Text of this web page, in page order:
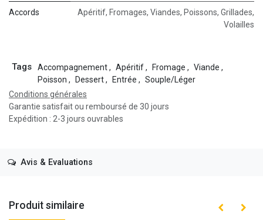
Accords Apéritif, Fromages, Viandes, Poissons, Grillades,
Volailles
Tags Accompagnement, Apéritif, Fromage , Viande ,
Poisson , Dessert, Entrée , Souple/Léger
Conditions générales
Garantie satisfait ou remboursé de 30 jours
Expédition : 2-3 jours ouvrables
Avis & Evaluations
Produit similaire